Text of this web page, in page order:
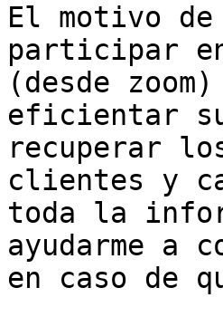
El motivo
participar
(desde
eficientar
recuperar
clientes y
toda la
ayudarme a
en caso de